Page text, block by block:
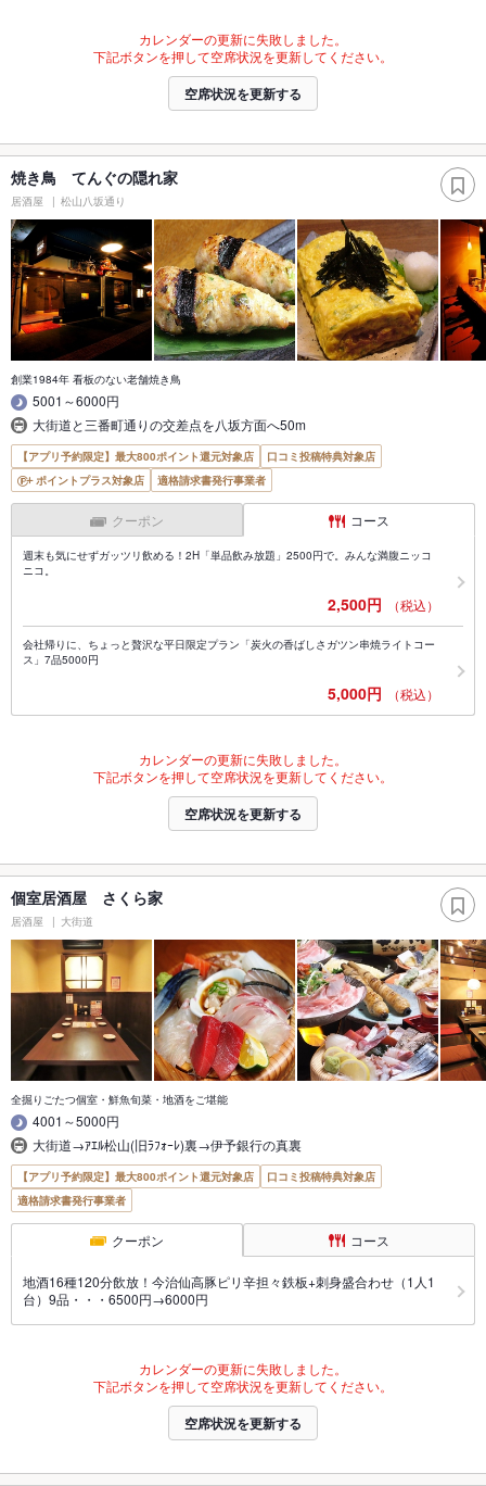
カレンダーの更新に失敗しました。
下記ボタンを押して空席状況を更新してください。
空席状況を更新する
焼き鳥 てんぐの隠れ家
居酒屋 松山八坂通り
創業1984年 看板のない老舗焼き鳥
5001～6000円
大街道と三番町通りの交差点を八坂方面へ50m
【アプリ予約限定】最大800ポイント還元対象店
口コミ投稿特典対象店
ポイントプラス対象店
適格請求書発行事業者
クーポン コース
週末も気にせずガッツリ飲める！2H「単品飲み放題」2500円で。みんな満腹ニッコ
ニコ。
2,500円 （税込）
会社帰りに、ちょっと贅沢な平日限定プラン「炭火の香ばしさガツン串焼ライトコー
ス」7品5000円
5,000円 （税込）
カレンダーの更新に失敗しました。
下記ボタンを押して空席状況を更新してください。
空席状況を更新する
個室居酒屋 さくら家
居酒屋 大街道
全掘りごたつ個室・鮮魚旬菜・地酒をご堪能
4001～5000円
大街道→ｱｴﾙ松山(旧ﾗﾌｫｰﾚ)裏→伊予銀行の真裏
【アプリ予約限定】最大800ポイント還元対象店
口コミ投稿特典対象店
適格請求書発行事業者
クーポン コース
地酒16種120分飲放！今治仙高豚ピリ辛担々鉄板+刺身盛合わせ（1人1
台）9品・・・6500円→6000円
カレンダーの更新に失敗しました。
下記ボタンを押して空席状況を更新してください。
空席状況を更新する